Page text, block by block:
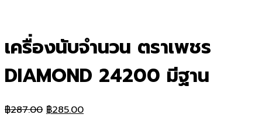
เครื่องนับจำนวน ตราเพชร
DIAMOND 24200 มีฐาน
฿287.00 Original
฿285.00Current